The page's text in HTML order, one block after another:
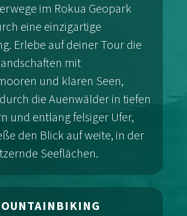
im Rokua Geopark
eine einzigartige
Erlebe auf deiner Tour die
mit
und klaren Seen,
die Auenwälder in tiefen
und entlang felsiger Ufer,
den Blick auf weite, in der
Seeflächen.